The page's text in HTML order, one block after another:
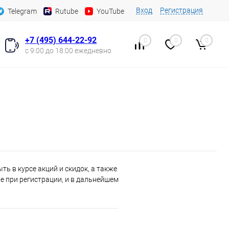
Telegram Rutube YouTube Вход Регистрация
+7 (495) 644-22-92
с 9:00 до 18:00 ежедневно
0 0 0
в курсе акций и скидок, а также
при регистрации, и в дальнейшем